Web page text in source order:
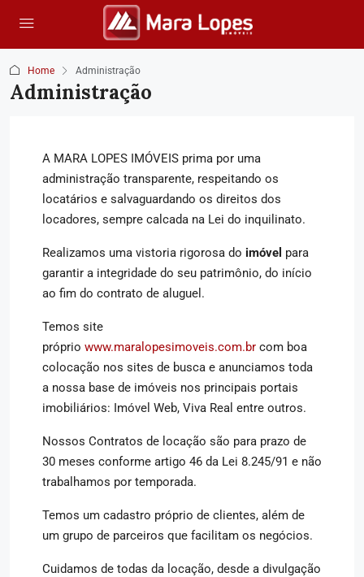
Home Administração
Administração
A MARA LOPES IMÓVEIS prima por uma
administração transparente, respeitando os
locatários e salvaguardando os direitos dos
locadores, sempre calcada na Lei do inquilinato.
Realizamos uma vistoria rigorosa do imóvel para
garantir a integridade do seu patrimônio, do início
ao fim do contrato de aluguel.
Temos site
próprio www.maralopesimoveis.com.br com boa
colocação nos sites de busca e anunciamos toda
a nossa base de imóveis nos principais portais
imobiliários: Imóvel Web, Viva Real entre outros.
Nossos Contratos de locação são para prazo de
30 meses conforme artigo 46 da Lei 8.245/91 e não
trabalhamos por temporada.
Temos um cadastro próprio de clientes, além de
um grupo de parceiros que facilitam os negócios.
Cuidamos de todas da locação, desde a divulgação